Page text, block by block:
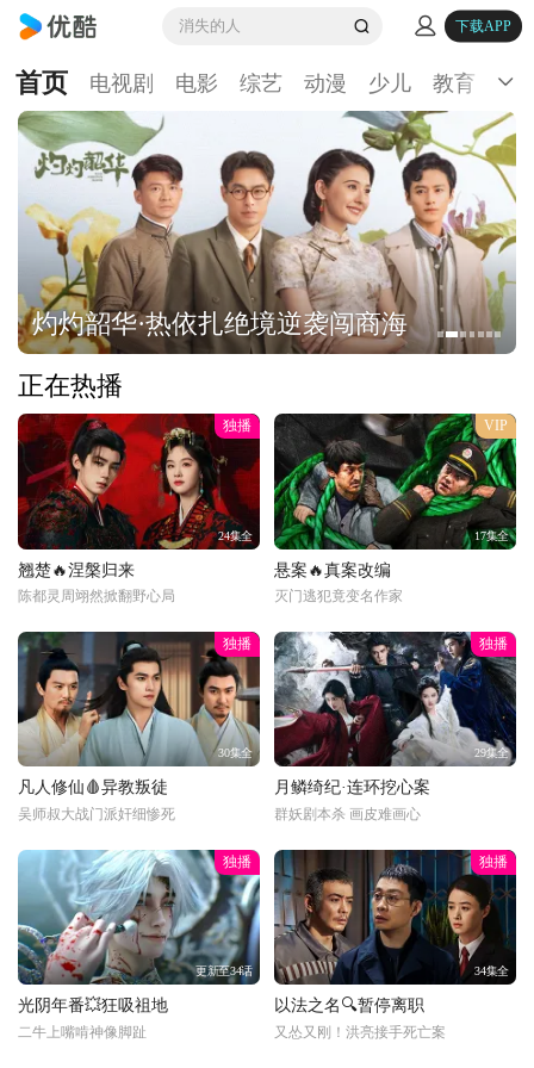
消失的人 下载APP
首页 电视剧 电影 综艺 动漫 少儿 教育 生
灼灼韶华·热依扎绝境逆袭闯商海
正在热播
独播
24集全
翘楚🔥涅槃归来
陈都灵周翊然掀翻野心局
VIP
17集全
悬案🔥真案改编
灭门逃犯竟变名作家
独播
30集全
凡人修仙🩸异教叛徒
吴师叔大战门派奸细惨死
独播
29集全
月鳞绮纪·连环挖心案
群妖剧本杀 画皮难画心
独播
更新至34话
光阴年番💥狂吸祖地
二牛上嘴啃神像脚趾
独播
34集全
以法之名🔍暂停离职
又怂又刚！洪亮接手死亡案